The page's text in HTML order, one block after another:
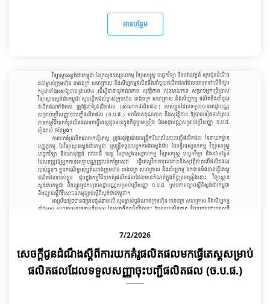
អានបន្ថែម
7/2/2026
សេចក្តីជូនដំណឹងស្ដីពីការយកគំរូផលិតផលមកធ្វើតេស្តសម្រាប់
ផលិតផលដែលទទួលសញ្ញាចុះបញ្ជីផលិតផល (ច.ប.ផ.)